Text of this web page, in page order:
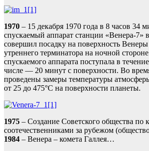
1970 – 15 декабря 1970 года в 8 часов 34
спускаемый аппарат станции «Венера-7»
совершил посадку на поверхность
утреннего терминатора на ночной
спускаемого аппарата поступала в
числе — 20 минут с поверхности. Во
проведены замеры температуры
от 25 до 475°C на поверхности планеты.
1975 – Создание Советского общества по
соотечественниками за рубежом
1984 – Венера – комета Галлея…